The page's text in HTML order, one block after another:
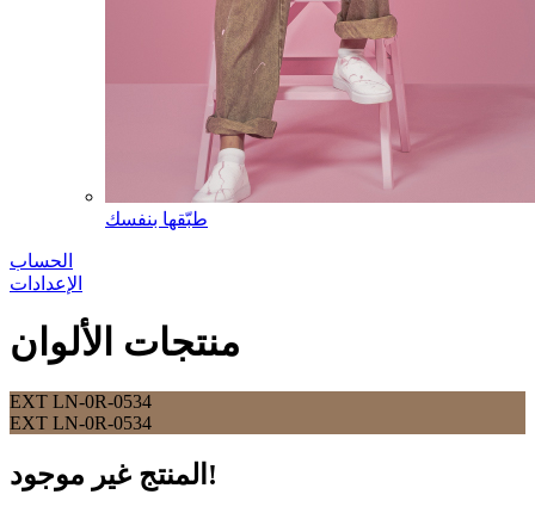
طبّقها بنفسك
الحساب
الإعدادات
منتجات الألوان
EXT LN-0R-0534
EXT LN-0R-0534
المنتج غير موجود!